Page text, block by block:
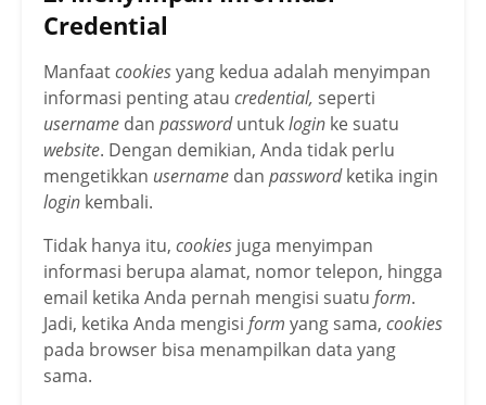
Credential
Manfaatcookiesyang kedua adalah menyimpan
informasi penting atau credential, seperti
username dan passworduntuklogin ke suatu
website. Dengan demikian, Anda tidak perlu
mengetikkan username dan passwordketika ingin
login kembali.
Tidak hanya itu, cookies juga menyimpan
informasi berupa alamat, nomor telepon, hingga
email ketika Anda pernah mengisi suatu form.
Jadi, ketika Anda mengisi form yang sama, cookies
pada browser bisa menampilkan data yang
sama.